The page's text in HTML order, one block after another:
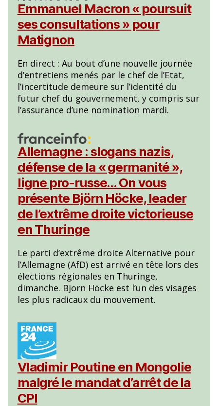
Emmanuel Macron « poursuit
ses consultations » pour
Matignon
En direct : Au bout d’une nouvelle journée
d’entretiens menés par le chef de l’Etat,
l’incertitude demeure sur l’identité du
futur chef du gouvernement, y compris sur
l’assurance d’une nomination mardi.
Allemagne : slogans nazis,
défense de la « germanité »,
ligne pro-russe… On vous
présente Björn Höcke, leader
de l’extrême droite victorieuse
en Thuringe
Le parti d’extrême droite Alternative pour
l’Allemagne (AfD) est arrivé en tête lors des
élections régionales en Thuringe,
dimanche. Bjorn Höcke est l’un des visages
les plus radicaux du mouvement.
Vladimir Poutine en Mongolie
malgré le mandat d’arrêt de la
CPI